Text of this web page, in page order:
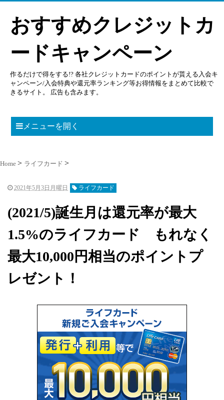
おすすめクレジットカ
ードキャンペーン
作るだけで得をする!? 各社クレジットカードのポイントが貰える入会キ
ャンペーン/入会特典や還元率ランキング等お得情報をまとめて比較で
きるサイト。 広告も含みます。
メニューを開く
Home ライフカード
2021年5月3日月曜日 ライフカード
(2021/5)誕生月は還元率が最大
1.5%のライフカード もれなく
最大10,000円相当のポイントプ
レゼント！